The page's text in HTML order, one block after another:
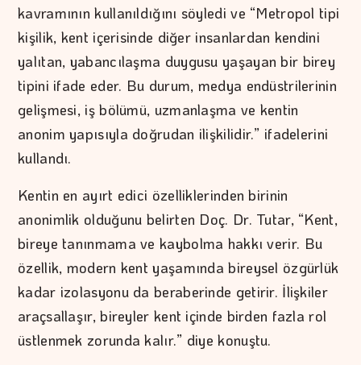
kavramının kullanıldığını söyledi ve “Metropol tipi
kişilik, kent içerisinde diğer insanlardan kendini
yalıtan, yabancılaşma duygusu yaşayan bir birey
tipini ifade eder. Bu durum, medya endüstrilerinin
gelişmesi, iş bölümü, uzmanlaşma ve kentin
anonim yapısıyla doğrudan ilişkilidir.” ifadelerini
kullandı.
Kentin en ayırt edici özelliklerinden birinin
anonimlik olduğunu belirten Doç. Dr. Tutar, “Kent,
bireye tanınmama ve kaybolma hakkı verir. Bu
özellik, modern kent yaşamında bireysel özgürlük
kadar izolasyonu da beraberinde getirir. İlişkiler
araçsallaşır, bireyler kent içinde birden fazla rol
üstlenmek zorunda kalır.” diye konuştu.